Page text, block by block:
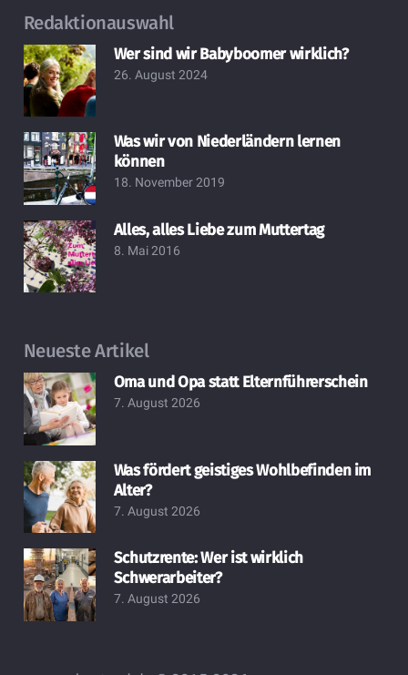
Redaktionauswahl
Wer sind wir Babyboomer wirklich?
26. August 2024
Was wir von Niederländern lernen
können
18. November 2019
Alles, alles Liebe zum Muttertag
8. Mai 2016
Neueste Artikel
Oma und Opa statt Elternführerschein
7. August 2026
Was fördert geistiges Wohlbefinden im
Alter?
7. August 2026
Schutzrente: Wer ist wirklich
Schwerarbeiter?
7. August 2026